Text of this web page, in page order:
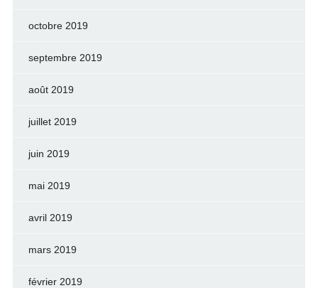
octobre 2019
septembre 2019
août 2019
juillet 2019
juin 2019
mai 2019
avril 2019
mars 2019
février 2019